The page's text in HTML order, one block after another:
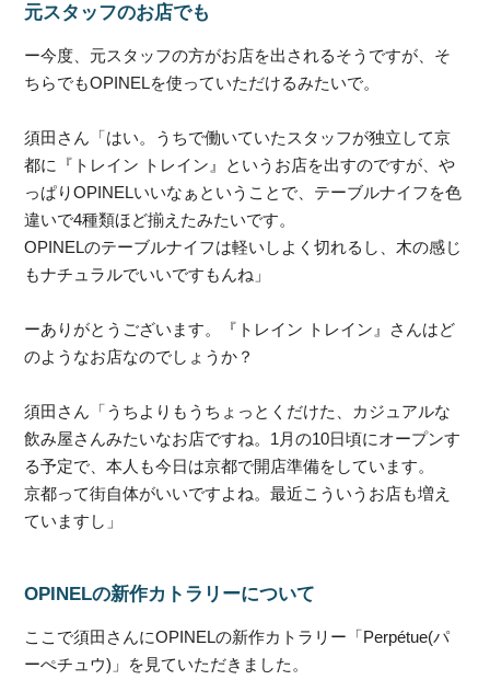
元スタッフのお店でも
ー今度、元スタッフの方がお店を出されるそうですが、そ
ちらでもOPINELを使っていただけるみたいで。
須田さん「はい。うちで働いていたスタッフが独立して京
都に『トレイン トレイン』というお店を出すのですが、や
っぱりOPINELいいなぁということで、テーブルナイフを色
違いで4種類ほど揃えたみたいです。
OPINELのテーブルナイフは軽いしよく切れるし、木の感じ
もナチュラルでいいですもんね」
ーありがとうございます。『トレイン トレイン』さんはど
のようなお店なのでしょうか？
須田さん「うちよりもうちょっとくだけた、カジュアルな
飲み屋さんみたいなお店ですね。1月の10日頃にオープンす
る予定で、本人も今日は京都で開店準備をしています。
京都って街自体がいいですよね。最近こういうお店も増え
ていますし」
OPINELの新作カトラリーについて
ここで須田さんにOPINELの新作カトラリー「Perpétue(パ
ーぺチュウ)」を見ていただきました。